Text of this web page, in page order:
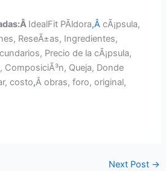
IdealFit PÃ­ldora,ÂcÃ¡psula,
ReseÃ±as, Ingredientes,
Precio de la cÃ¡psula,
ComposiciÃ³n, Queja, Donde
costo,Â obras, foro, original,
Next Post →